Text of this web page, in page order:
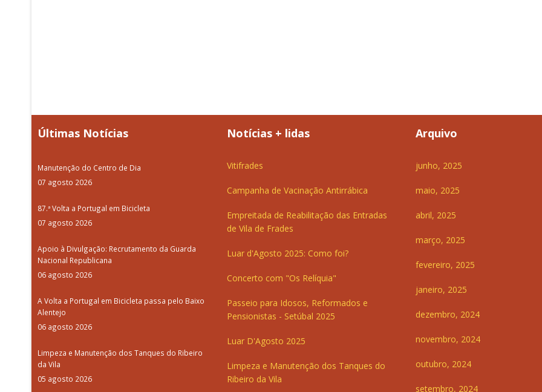
Últimas Notícias
Manutenção do Centro de Dia
07 agosto 2026
87.ª Volta a Portugal em Bicicleta
07 agosto 2026
Apoio à Divulgação: Recrutamento da Guarda
Nacional Republicana
06 agosto 2026
A Volta a Portugal em Bicicleta passa pelo Baixo
Alentejo
06 agosto 2026
Limpeza e Manutenção dos Tanques do Ribeiro
da Vila
05 agosto 2026
Notícias + lidas
Vitifrades
Campanha de Vacinação Antirrábica
Empreitada de Reabilitação das Entradas
de Vila de Frades
Luar d'Agosto 2025: Como foi?
Concerto com "Os Relíquia"
Passeio para Idosos, Reformados e
Pensionistas - Setúbal 2025
Luar D'Agosto 2025
Limpeza e Manutenção dos Tanques do
Ribeiro da Vila
Arquivo
junho, 2025
maio, 2025
abril, 2025
março, 2025
fevereiro, 2025
janeiro, 2025
dezembro, 2024
novembro, 2024
outubro, 2024
setembro, 2024